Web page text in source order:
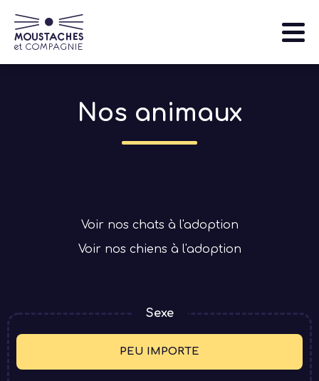
au
contenu
principal
principale
Nos animaux
Qui sommes-nous
Nos animaux
Voir nos chats à l'adoption
Voir nos chiens à l'adoption
Sexe
PEU IMPORTE